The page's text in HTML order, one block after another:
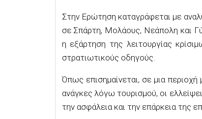
Στην Ερώτηση καταγράφεται με
σε Σπάρτη, Μολάους, Νεάπολη και
η εξάρτηση της λειτουργίας
στρατιωτικούς οδηγούς.
Όπως επισημαίνεται, σε μια
ανάγκες λόγω τουρισμού, οι
την ασφάλεια και την επάρκεια της